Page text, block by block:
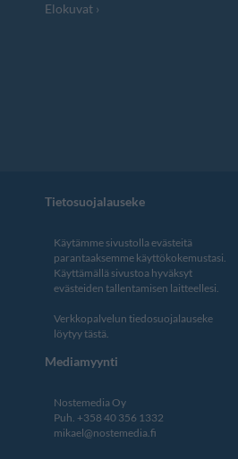
Elokuvat
Tietosuojalauseke
Käytämme sivustolla evästeitä
parantaaksemme käyttökokemustasi.
Käyttämällä sivustoa hyväksyt
evästeiden tallentamisen laitteellesi.
Verkkopalvelun tiedosuojalauseke
löytyy tästä.
Mediamyynti
Nostemedia Oy
Puh. +358 40 356 1332
mikael@nostemedia.fi